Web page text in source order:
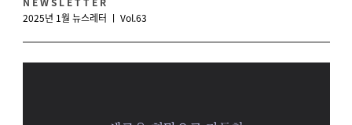
2025년 1월 뉴스레터 ㅣ Vol.63